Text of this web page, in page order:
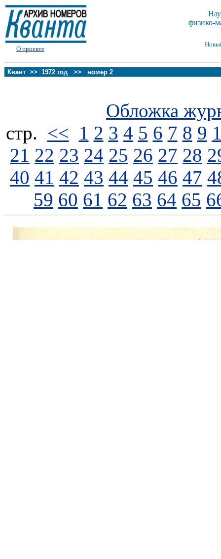
О проекте
физико-
Квант >> 1972 год >> номер 2
Обложка
стp. << 1 2 3 4 5 6 7 8 9
21 22 23 24 25 26 27 28
40 41 42 43 44 45 46 47
59 60 61 62 63 64 65